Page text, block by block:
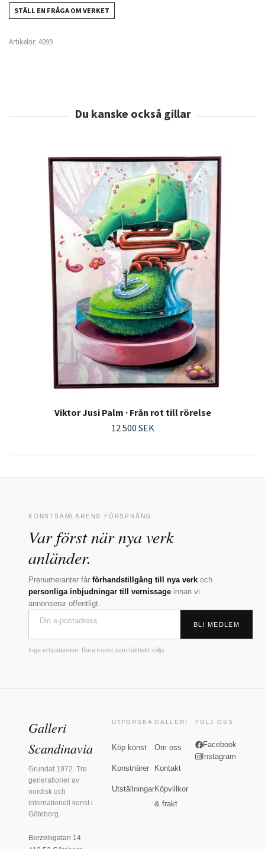
STÄLL EN FRÅGA OM VERKET
Artikelnr: 4099
Viktor Jusi Palm · Från rot till rörelse
12 500 SEK
KONSTSAMLARENS FÖRSPRÅNG
Var först när nya verk
anländer.
Prenumeranter får förhandstillgång till nya verk och
personliga inbjudningar till vernissage innan vi
annonserar offentligt.
BLI MEDLEM
Inga erbjudanden. Bara konst som faktiskt säljs.
Galleri
Scandinavia
Grundat 1972. Tre
generationer av
nordisk och
internationell konst i
Göteborg.
Berzeliigatan 14
UTFORSKA
Köp konst
Konstnärer
Utställningar
GALLERI
Om oss
Kontakt
Köpvillkor
& frakt
FÖLJ OSS
Facebook
Instagram